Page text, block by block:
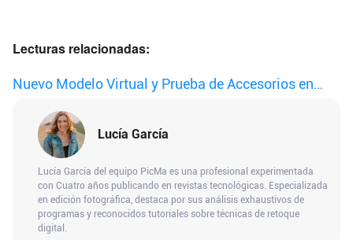
Lecturas relacionadas:
Nuevo Modelo Virtual y Prueba de Accesorios en
PicMa Studio
Lucía García
Lucía García del equipo PicMa es una profesional experimentada
con Cuatro años publicando en revistas tecnológicas. Especializada
en edición fotográfica, destaca por sus análisis exhaustivos de
programas y reconocidos tutoriales sobre técnicas de retoque
digital.